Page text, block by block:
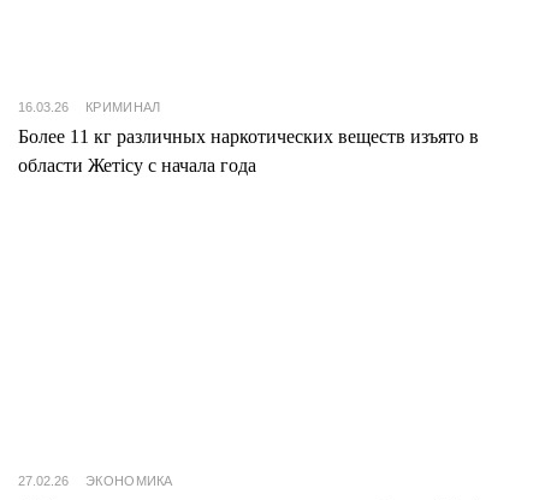
16.03.26 КРИМИНАЛ
Более 11 кг различных наркотических веществ изъято в
области Жетісу с начала года
27.02.26 ЭКОНОМИКА